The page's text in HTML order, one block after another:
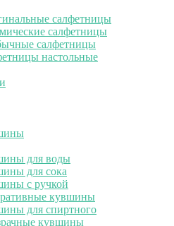
салфетницы
салфетницы
салфетницы
настольные
для воды
для сока
с ручкой
кувшины
для спиртного
кувшины